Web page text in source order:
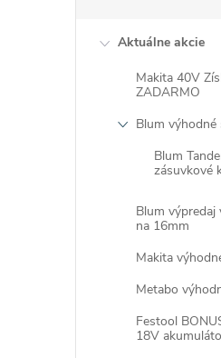
Aktuálne akcie
Makita 40V
ZADARMO
Blum výhodné
Blum
zásuvkové
Blum výpredaj
na 16mm
Makita
Metabo
Festool
18V